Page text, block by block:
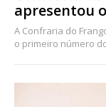
apresentou
A Confraria do
o primeiro número